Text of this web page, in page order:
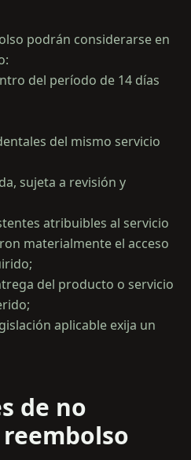
podrán considerarse en
del período de 14 días
del mismo servicio
sujeta a revisión y
atribuibles al servicio
materialmente el acceso
del producto o servicio
aplicable exija un
de no